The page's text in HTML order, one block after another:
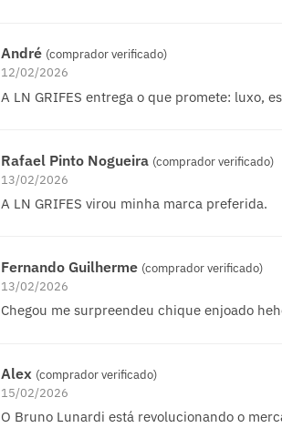
André (comprador verificado)
12/02/2026
A LN GRIFES entrega o que promete: luxo,
Rafael Pinto Nogueira (comprador verificado)
13/02/2026
A LN GRIFES virou minha marca preferida.
Fernando Guilherme (comprador verificado)
13/02/2026
Chegou me surpreendeu chique enjoado
Alex (comprador verificado)
15/02/2026
O Bruno Lunardi está revolucionando o